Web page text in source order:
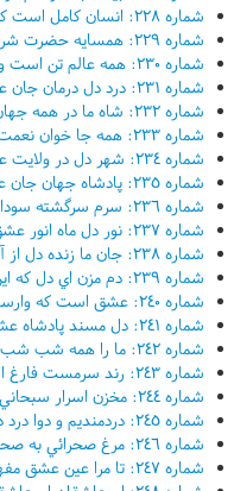
شماره ٢٢٨: انسان کامل است که او کون جامع است
شماره ٢٢٩: همسايه حضرت شريف است
شماره ٢٣٠: همه عالم تن است و جان عشق است
شماره ٢٣١: درد دل درمان جان عاشق است
شماره ٢٣٢: شاه ما در همه جهان طاق است
شماره ٢٣٣: همه جا خوان نعمت عشق است
شماره ٢٣٤: شهر دل در ولايت عشق است
شماره ٢٣٥: پادشاه جهان جان عشق است
شماره ٢٣٦: سرم سرگشته سوداي عشق است
شماره ٢٣٧: نور دل ماه انور عشق است
شماره ٢٣٨: جان ما زنده دل از آب حيات عشق است
شماره ٢٣٩: دم مزن اي دل که اين سرنازک است
شماره ٢٤٠: عشق است که وارسته ز نقصان و کمال است
شماره ٢٤١: دل مسند پادشاه عشق است
شماره ٢٤٢: ما را همه شب شب وصال است
شماره ٢٤٣: رند سرمست فارغ البال است
شماره ٢٤٤: مخزن اسرار سبحاني دل است
شماره ٢٤٥: دردمنديم و دوا درد دل است
شماره ٢٤٦: مرغ صحرائي به صحرا مايل است
شماره ٢٤٧: تا مرا عين عشق مفهوم است